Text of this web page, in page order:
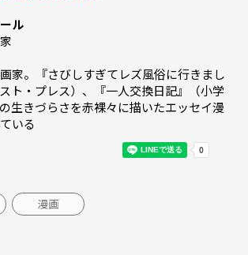
ル
家。『さびしすぎてレズ風俗に行きまし
ト・プレス）、『一人交換日記』（小学
生きづらさを赤裸々に描いたエッセイ漫
いる
漫画